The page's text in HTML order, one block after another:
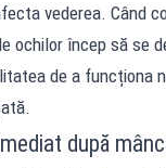
vederea. Când
ochilor încep să se
de a funcționa
după